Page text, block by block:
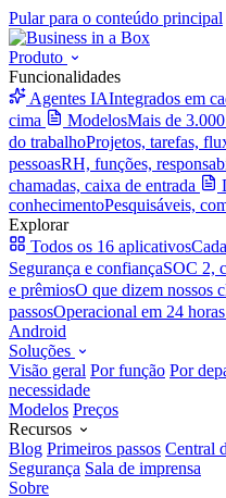
Pular para o conteúdo principal
Produto
Funcionalidades
Agentes IAIntegrados em
cima
ModelosMais de
do trabalhoProjetos, tarefas,
pessoasRH, funções,
chamadas, caixa de entrada
conhecimentoPesquisáveis,
Explorar
Todos os 16 aplicativos
Segurança e confiançaSOC 2,
e prêmiosO que dizem nossos
passosOperacional em 24 horas
Android
Soluções
Visão geral Por função Por
necessidade
Modelos Preços
Recursos
Blog Primeiros passos Central
Segurança Sala de imprensa
Sobre